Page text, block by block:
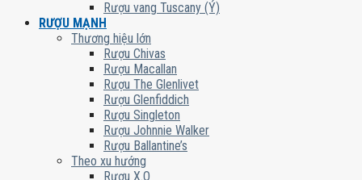
Rượu vang Tuscany (Ý)
RƯỢU MẠNH
Thương hiệu lớn
Rượu Chivas
Rượu Macallan
Rượu The Glenlivet
Rượu Glenfiddich
Rượu Singleton
Rượu Johnnie Walker
Rượu Ballantine’s
Theo xu hướng
Rượu X.O